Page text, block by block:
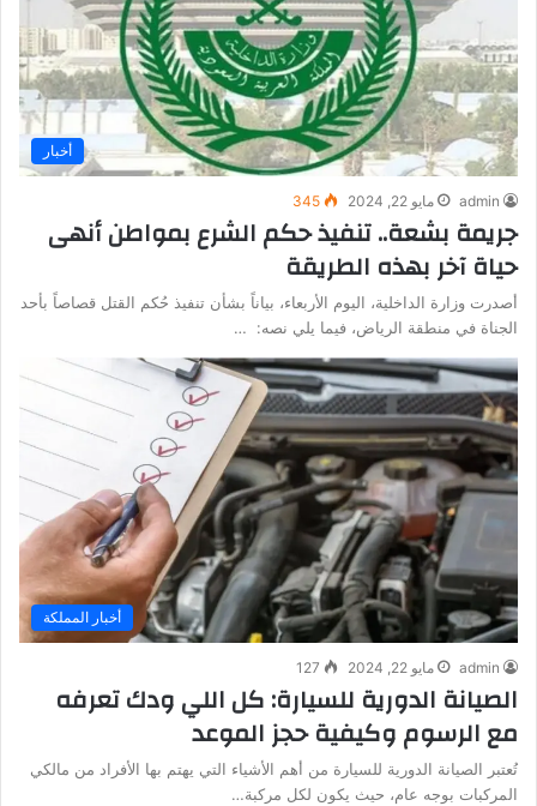
أخبار
admin مايو 22, 2024 345
جريمة بشعة.. تنفيذ حكم الشرع بمواطن أنهى
حياة آخر بهذه الطريقة
أصدرت وزارة الداخلية، اليوم الأربعاء، بياناً بشأن تنفيذ حُكم القتل قصاصاً بأحد
الجناة في منطقة الرياض، فيما يلي نصه: …
أخبار المملكة
admin مايو 22, 2024 127
الصيانة الدورية للسيارة: كل اللي ودك تعرفه
مع الرسوم وكيفية حجز الموعد
تُعتبر الصيانة الدورية للسيارة من أهم الأشياء التي يهتم بها الأفراد من مالكي
المركبات بوجه عام، حيث يكون لكل مركبة…